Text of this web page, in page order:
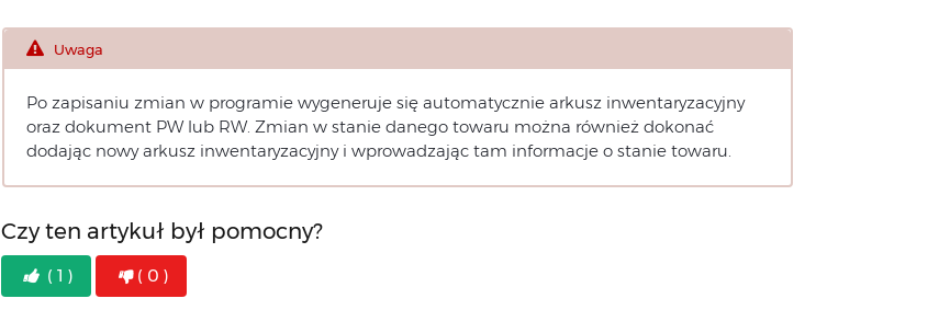
Uwaga
Po zapisaniu zmian w programie wygeneruje się automatycznie arkusz inwentaryzacyjny
oraz dokument PW lub RW. Zmian w stanie danego towaru można również dokonać
dodając nowy arkusz inwentaryzacyjny i wprowadzając tam informacje o stanie towaru.
Czy ten artykuł był pomocny?
( 1 ) ( 0 )